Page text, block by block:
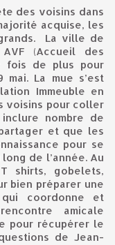
des voisins dans
acquise, les
La ville de
(Accueil des
fois de plus pour
La mue s’est
Immeuble en
voisins pour coller
nombre de
et que les
pour se
de l’année. Au
shirts, gobelets,
bien préparer une
coordonne et
amicale
pour récupérer le
de Jean-